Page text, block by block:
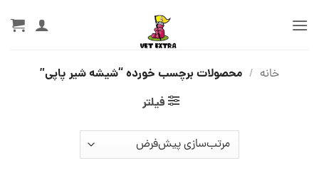
خانه / محصولات برچسب خورده “شیشه شیر پاپی”
فیلتر